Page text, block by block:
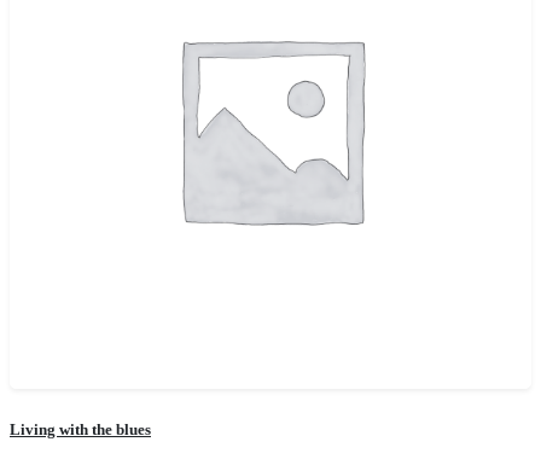
Living with the blues